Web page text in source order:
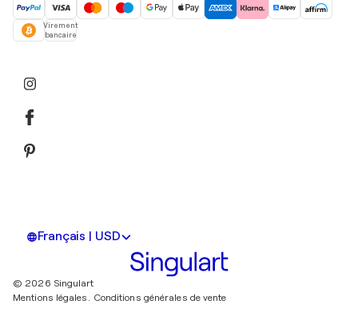
Virement
bancaire
Français | USD
© 2026 Singulart
Mentions légales. Conditions générales de vente